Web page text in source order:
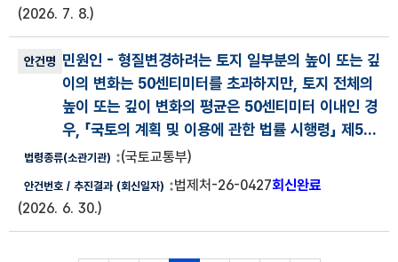
(2026. 7. 8.)
민원인 - 형질변경하려는 토지 일부분의 높이 또는 깊
이의 변화는 50센티미터를 초과하지만, 토지 전체의
높이 또는 깊이 변화의 평균은 50센티미터 이내인 경
우, 「국토의 계획 및 이용에 관한 법률 시행령」 제5...
(국토교통부)
법제처-26-0427회신완료
(2026. 6. 30.)